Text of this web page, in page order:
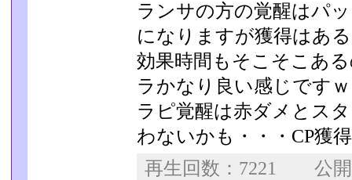
ランサの方の覚醒はパ
になりますが獲得はあ
効果時間もそこそこあ
ラかなり良い感じですｗ
ラピ覚醒は赤ダメとス
わないかも・・・CP獲
再生回数：7221 公